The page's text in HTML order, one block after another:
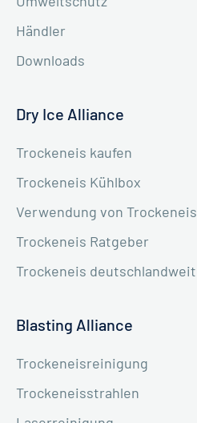
Händler
Downloads
Dry Ice Alliance
Trockeneis kaufen
Trockeneis Kühlbox
Verwendung von Trockeneis
Trockeneis Ratgeber
Trockeneis deutschlandweit
Blasting Alliance
Trockeneisreinigung
Trockeneisstrahlen